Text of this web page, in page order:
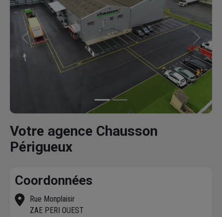
Précédent Suivant
Votre agence Chausson
Périgueux
Coordonnées
Rue Monplaisir
ZAE PERI OUEST